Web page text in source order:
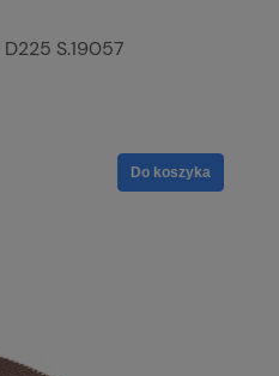
S.19057
Do koszyka